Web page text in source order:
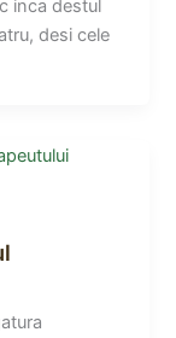
inca destul
desi cele